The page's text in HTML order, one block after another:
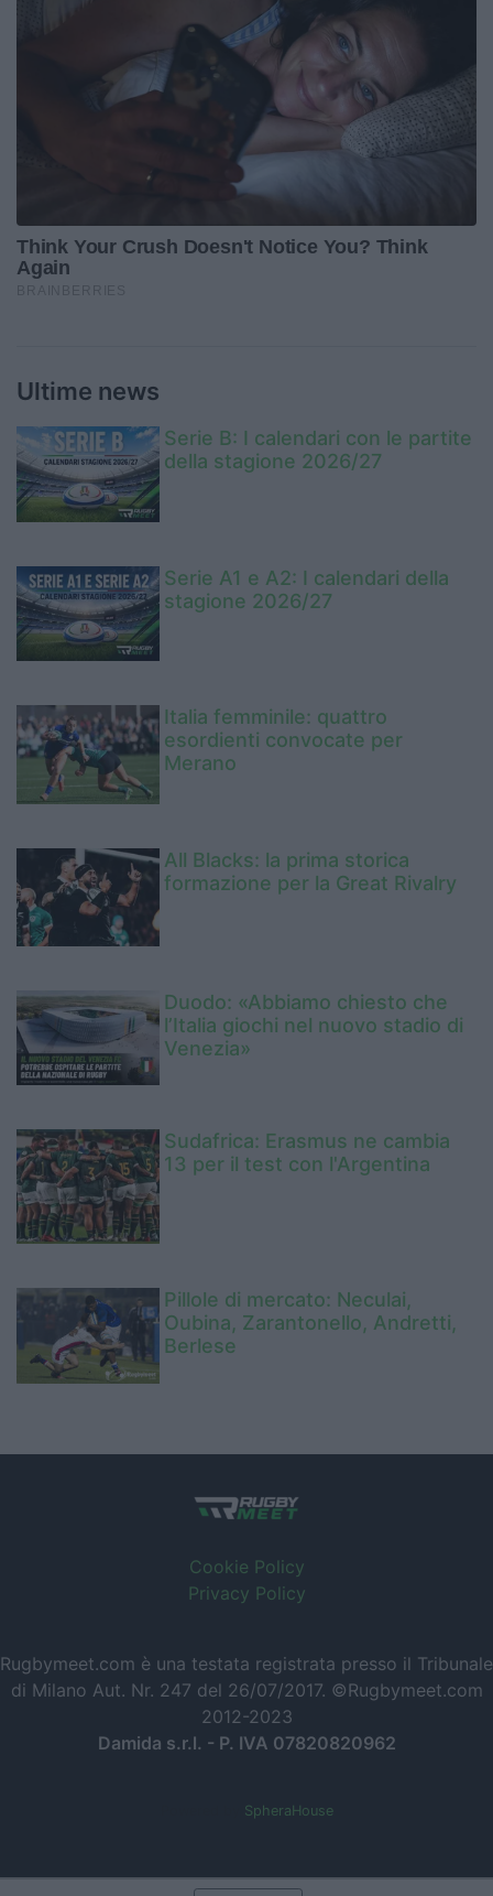
Ultime news
Serie B: I calendari con le partite
della stagione 2026/27
Serie A1 e A2: I calendari della
stagione 2026/27
Italia femminile: quattro
esordienti convocate per
Merano
All Blacks: la prima storica
formazione per la Great Rivalry
Duodo: «Abbiamo chiesto che
l’Italia giochi nel nuovo stadio di
Venezia»
Sudafrica: Erasmus ne cambia
13 per il test con l'Argentina
Pillole di mercato: Neculai,
Oubina, Zarantonello, Andretti,
Berlese
Cookie Policy
Privacy Policy
Rugbymeet.com è una testata registrata presso il Tribunale
di Milano Aut. Nr. 247 del 26/07/2017. ©Rugbymeet.com
2012-2023
Damida s.r.l. - P. IVA 07820820962
SpheraHouse